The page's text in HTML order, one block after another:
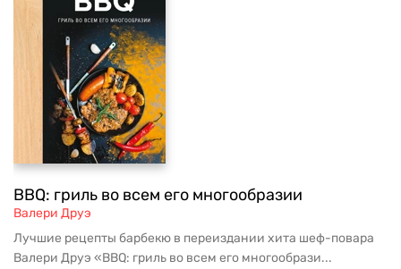
BBQ: гриль во всем его многообразии
Валери Друэ
Лучшие рецепты барбекю в переиздании хита шеф-повара
Валери Друэ «BBQ: гриль во всем его многообрази...